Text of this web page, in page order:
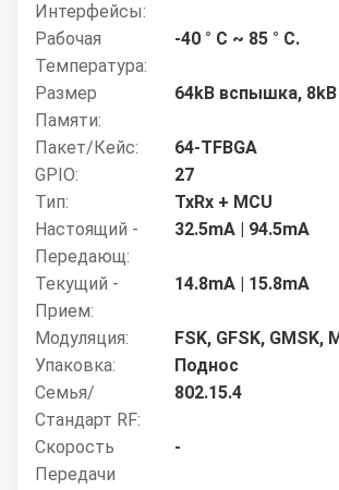
Интерфейсы:
Рабочая
Температура:
-40 ° C ~ 85 ° C.
Размер
Памяти:
64kB вспышка, 8kB
Пакет/кейс:
64-TFBGA
GPIO:
27
Тип:
TxRx + MCU
Настоящий -
Передающ:
32.5mA | 94.5mA
Текущий -
Прием:
14.8mA | 15.8mA
Модуляция:
FSK, GFSK, GMSK,
Упаковка:
Поднос
Семья/
Стандарт RF:
802.15.4
Скорость
Передачи
-